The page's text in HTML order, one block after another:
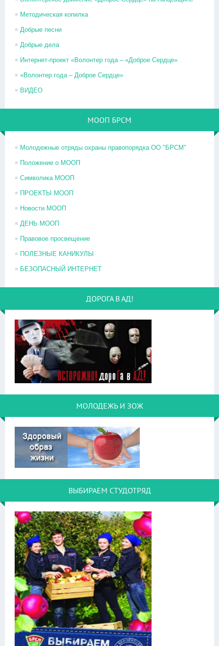
Методическая копилка
Добрые песни
Добрые дела
Интернет-проект «Волонтер года – «Доброе Сердце»
«Волонтер года – Доброе Сердце»
ВИДЕО
МООП БРСМ
Молодежные отряды охраны правопорядка ОО "БРСМ"
Положение о МООП
Символика МООП
ПРОЕКТЫ МООП
Новости МООП
ДЕНЬ МООП
Правовое просвещение
ПОЛЕЗНЫЕ КАНИКУЛЫ
БЕЗОПАСНЫЙ ИНТЕРНЕТ
ДОРОГА В АД!
МОЛОДЕЖЬ И ЗОЖ
ВЫБИРАЕМ СТУДОТРЯД